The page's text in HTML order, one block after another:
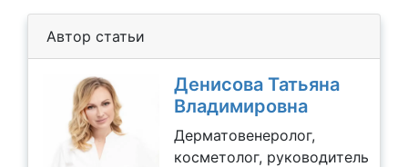
Автор статьи
Денисова Татьяна
Владимировна
Дерматовенеролог,
косметолог, руководитель